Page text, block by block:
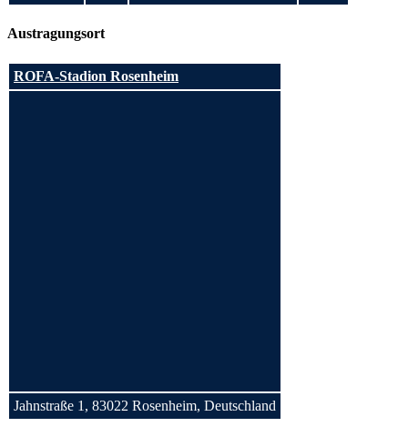
Austragungsort
ROFA-Stadion Rosenheim
Jahnstraße 1, 83022 Rosenheim, Deutschland